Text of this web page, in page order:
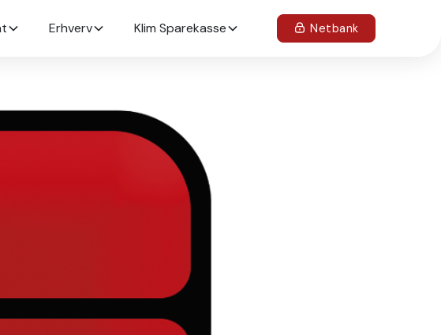
Erhverv Klim Sparekasse Netbank